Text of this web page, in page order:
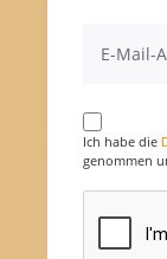
Ich habe die
genommen